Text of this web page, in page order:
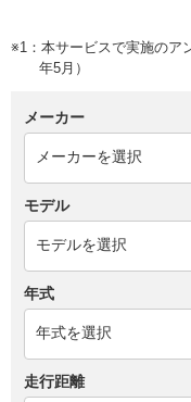
※1：本サービスで実施のア
年5月）
メーカー
モデル
年式
走行距離